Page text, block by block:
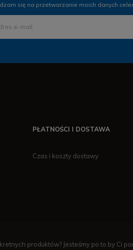
się na przetwarzanie moich danych
PŁATNOŚCI I DOSTAWA
Czas i koszty dostawy
produktów? Jesteśmy po to by Ci